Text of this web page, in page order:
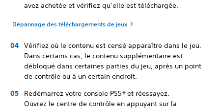
avez achetée et vérifiez qu’elle est téléchargée.
Dépannage des téléchargements de jeux
Vérifiez où le contenu est censé apparaître dans le jeu.
Dans certains cas, le contenu supplémentaire est
débloqué dans certaines parties du jeu, après un point
de contrôle ou à un certain endroit.
Redémarrez votre console PS5®et réessayez.
Ouvrez le centre de contrôle en appuyant sur la